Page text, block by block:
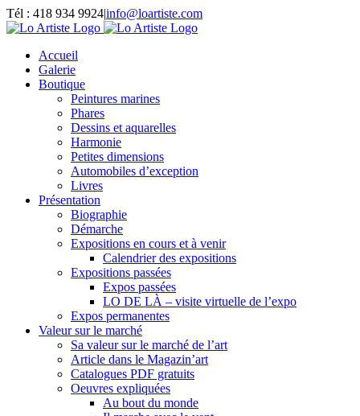
Passer
au
Tél : 418 934 9924|info@loartiste.com
Facebook
Instagram
Email
Pinterest
YouTube
Accueil
Galerie
Boutique
Peintures marines
Phares
Dessins et aquarelles
Harmonie
Petites dimensions
Automobiles d’exception
Livres
Présentation
Biographie
Démarche
Expositions en cours et à venir
Calendrier des expositions
Expositions passées
Expos passées
LO DE LÀ – visite virtuelle de l’expo
Expos permanentes
Valeur sur le marché
Sa valeur sur le marché de l’art
Article dans le Magazin’art
Catalogues PDF gratuits
Oeuvres expliquées
Au bout du monde